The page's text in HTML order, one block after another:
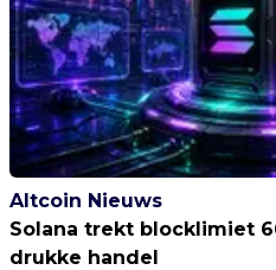
Altcoin Nieuws
Solana trekt blocklimiet
drukke handel